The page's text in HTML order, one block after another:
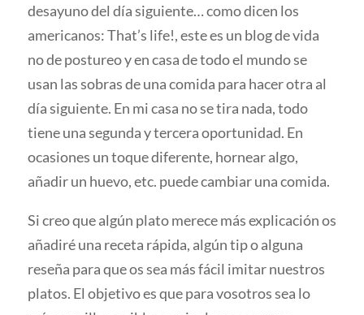
desayuno del día siguiente… como dicen los
americanos: That’s life!, este es un blog de vida
no de postureo y en casa de todo el mundo se
usan las sobras de una comida para hacer otra al
día siguiente. En mi casa no se tira nada, todo
tiene una segunda y tercera oportunidad. En
ocasiones un toque diferente, hornear algo,
añadir un huevo, etc. puede cambiar una comida.
Si creo que algún plato merece más explicación os
añadiré una receta rápida, algún tip o alguna
reseña para que os sea más fácil imitar nuestros
platos. El objetivo es que para vosotros sea lo